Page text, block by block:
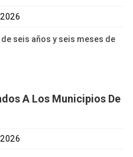
seis años y seis meses de
A Los Municipios De